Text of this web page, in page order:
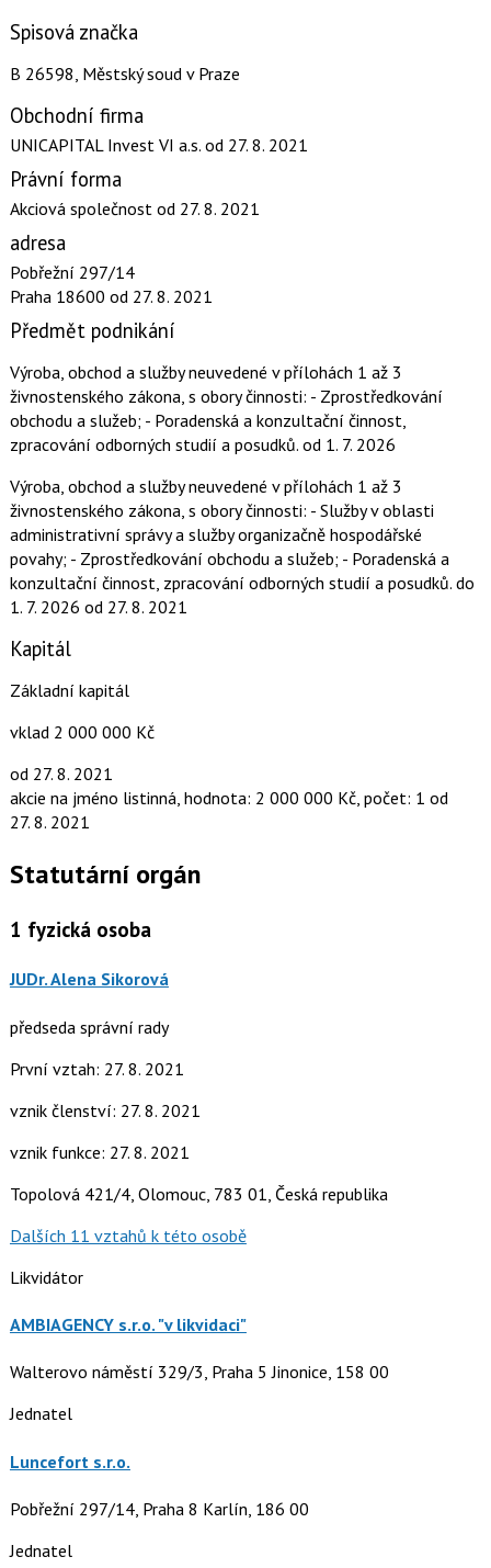
Spisová značka
B 26598, Městský soud v Praze
Obchodní firma
UNICAPITAL Invest VI a.s. od 27. 8. 2021
Právní forma
Akciová společnost od 27. 8. 2021
adresa
Pobřežní 297/14
Praha 18600 od 27. 8. 2021
Předmět podnikání
Výroba, obchod a služby neuvedené v přílohách 1 až 3
živnostenského zákona, s obory činnosti: - Zprostředkování
obchodu a služeb; - Poradenská a konzultační činnost,
zpracování odborných studií a posudků. od 1. 7. 2026
Výroba, obchod a služby neuvedené v přílohách 1 až 3
živnostenského zákona, s obory činnosti: - Služby v oblasti
administrativní správy a služby organizačně hospodářské
povahy; - Zprostředkování obchodu a služeb; - Poradenská a
konzultační činnost, zpracování odborných studií a posudků. do
1. 7. 2026 od 27. 8. 2021
Kapitál
Základní kapitál
vklad 2 000 000 Kč
od 27. 8. 2021
akcie na jméno listinná, hodnota: 2 000 000 Kč, počet: 1 od
27. 8. 2021
Statutární orgán
1 fyzická osoba
JUDr. Alena Sikorová
předseda správní rady
První vztah: 27. 8. 2021
vznik členství: 27. 8. 2021
vznik funkce: 27. 8. 2021
Topolová 421/4, Olomouc, 783 01, Česká republika
Dalších 11 vztahů k této osobě
Likvidátor
AMBIAGENCY s.r.o. "v likvidaci"
Walterovo náměstí 329/3, Praha 5 Jinonice, 158 00
Jednatel
Luncefort s.r.o.
Pobřežní 297/14, Praha 8 Karlín, 186 00
Jednatel